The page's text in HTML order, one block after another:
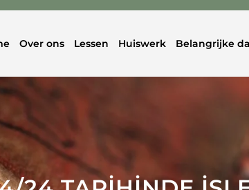
Over ons Lessen Huiswerk Belangrijke